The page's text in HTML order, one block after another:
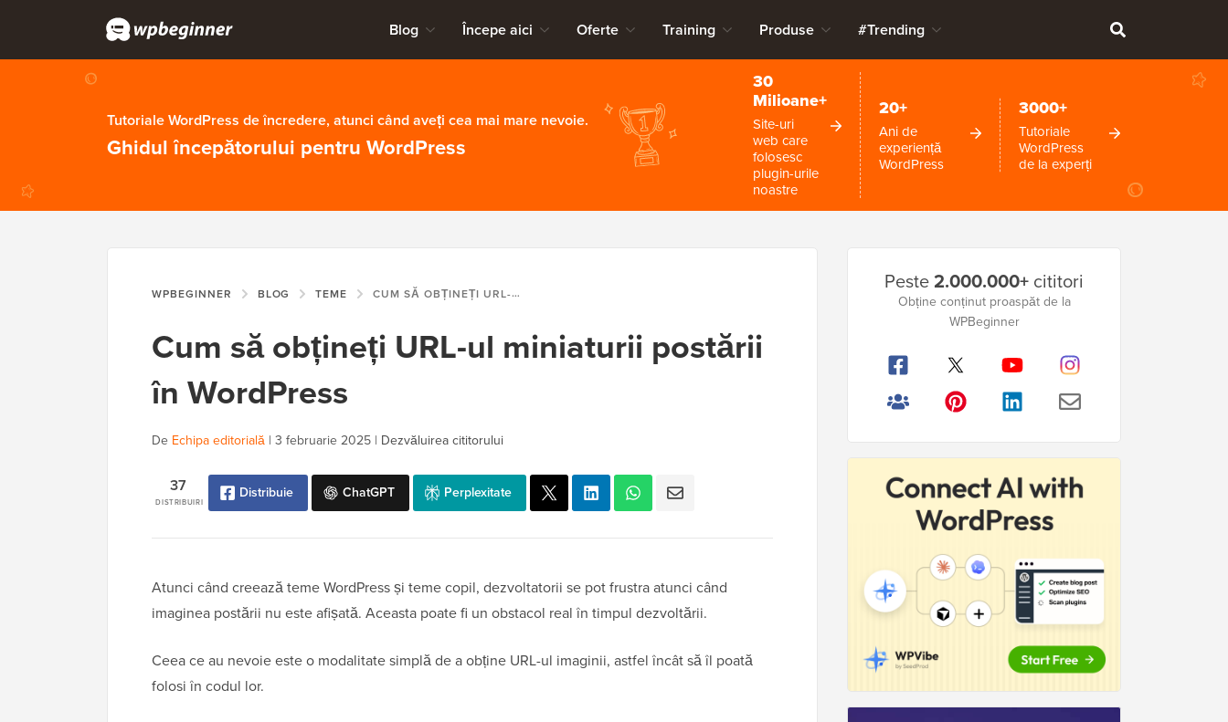
Blog Începe aici Oferte Training Produse #Trending
Tutoriale WordPress de încredere, atunci când aveți cea mai mare nevoie.
Ghidul începătorului pentru WordPress
30
Milioane+
Site-uri
web care
folosesc
plugin-urile
noastre
20+
Ani de
experiență
WordPress
3000+
Tutoriale
WordPress
de la experți
WPBEGINNER BLOG TEME CUM SĂ OBȚINEȚI URL-UL MINIATURII POSTĂRII ÎN WORDPRESS
Cum să obțineți URL-ul miniaturii postării
în WordPress
De Echipa editorială | 3 februarie 2025 | Dezvăluirea cititorului
DISTRIBUIRI
37 Distribuie ChatGPT Perplexitate
Atunci când creează teme WordPress și teme copil, dezvoltatorii se pot frustra atunci când
imaginea postării nu este afișată. Aceasta poate fi un obstacol real în timpul dezvoltării.
Ceea ce au nevoie este o modalitate simplă de a obține URL-ul imaginii, astfel încât să îl poată
folosi în codul lor.
laterală
Peste2.000.000+ cititori
Obține conținut proaspăt de la
WPBeginner